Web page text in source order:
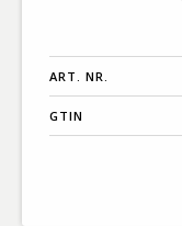
ART. NR.
GTIN